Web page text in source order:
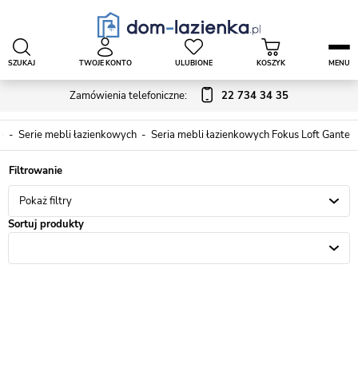
Zamówienia telefoniczne: 22 734 34 35
SZUKAJ TWOJE KONTO ULUBIONE KOSZYK MENU
Serie mebli łazienkowych Seria mebli łazienkowych Fokus Loft Gante
Pokaż filtry
Sortuj produkty